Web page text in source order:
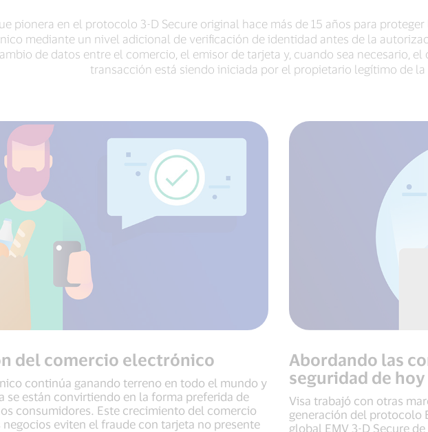
pionera en el protocolo 3-D Secure original hace más de 15 años para
mediante un nivel adicional de verificación de identidad antes de la
de datos entre el comercio, el emisor de tarjeta y, cuando sea necesario, el
transacción está siendo iniciada por el propietario legítimo de la
del comercio electrónico
continúa ganando terreno en todo el mundo y
se están convirtiendo en la forma preferida de
consumidores. Este crecimiento del comercio
eviten el fraude con tarjeta no presente
Abordando las
seguridad de hoy
Visa trabajó con otras
generación del protocolo
global EMV 3-D Secure